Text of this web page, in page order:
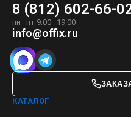
8 (812) 602-66-
пн–пт 9:00–19:00
info@offix.ru
КАТАЛОГ